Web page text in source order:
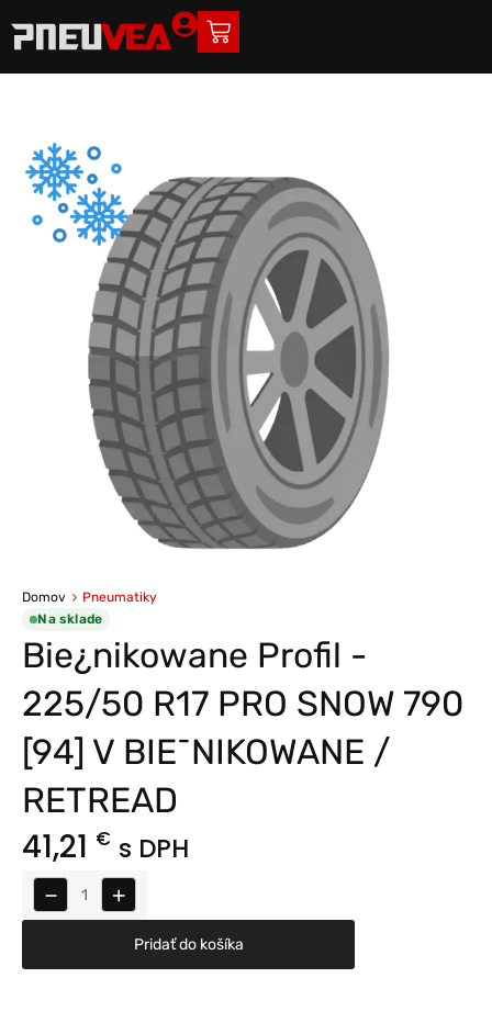
Domov
Pneumatiky
Na sklade
Bie¿nikowane Profil -
225/50 R17 PRO SNOW 790
[94] V BIE¯NIKOWANE /
RETREAD
41,21 € s DPH
− +
Pridať do košíka